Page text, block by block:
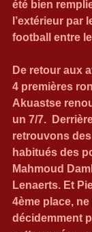
été bien
l’extérieur par
football entre
De retour aux
4 premières
Akuastse
un 7/7.
retrouvons
habitués des
Mahmoud
Lenaerts. Et
4ème place,
décidemment